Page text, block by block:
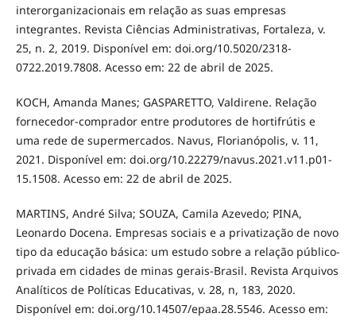
interorganizacionais em relação as suas empresas
integrantes. Revista Ciências Administrativas, Fortaleza, v.
25, n. 2, 2019. Disponível em: doi.org/10.5020/2318-
0722.2019.7808. Acesso em: 22 de abril de 2025.
KOCH, Amanda Manes; GASPARETTO, Valdirene. Relação
fornecedor-comprador entre produtores de hortifrútis e
uma rede de supermercados. Navus, Florianópolis, v. 11,
2021. Disponível em: doi.org/10.22279/navus.2021.v11.p01-
15.1508. Acesso em: 22 de abril de 2025.
MARTINS, André Silva; SOUZA, Camila Azevedo; PINA,
Leonardo Docena. Empresas sociais e a privatização de novo
tipo da educação básica: um estudo sobre a relação público-
privada em cidades de minas gerais-Brasil. Revista Arquivos
Analíticos de Políticas Educativas, v. 28, n, 183, 2020.
Disponível em: doi.org/10.14507/epaa.28.5546. Acesso em: